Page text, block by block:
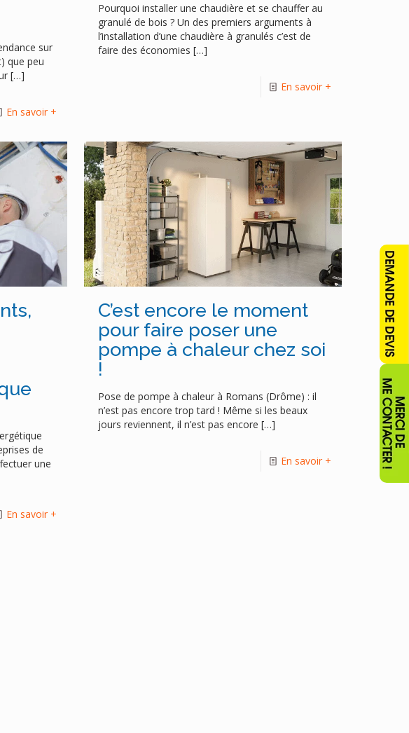
sur
que peu
[…]
En savoir +
Pourquoi installer une chaudière et se chauffer au
granulé de bois ? Un des premiers arguments à
l’installation d’une chaudière à granulés c’est de
faire des économies […]
En savoir +
de
une
En savoir +
C’est encore le moment
pour faire poser une
pompe à chaleur chez soi
!
Pose de pompe à chaleur à Romans (Drôme) : il
n’est pas encore trop tard ! Même si les beaux
jours reviennent, il n’est pas encore […]
En savoir +